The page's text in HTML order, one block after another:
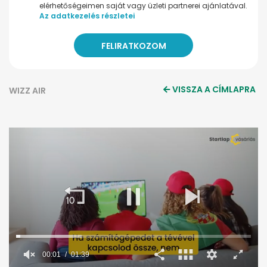
elérhetőségeimen saját vagy üzleti partnerei ajánlatával.
Az adatkezelés részletei
WIZZ AIR VISSZA A CÍMLAPRA
00:02 01:39